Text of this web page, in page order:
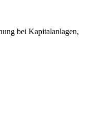
bei Kapitalanlagen,